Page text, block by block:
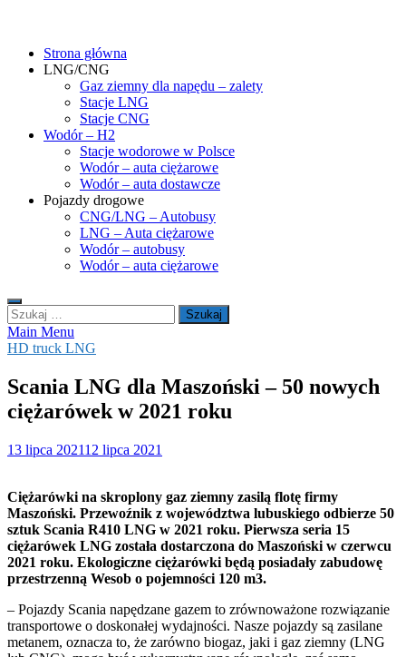
content
(wodór). Opisy pojazdów, tankowanie gazu ziemnego i wodoru,
rynek paliw gazowych, analizy.
Strona główna
LNG/CNG
Gaz ziemny dla napędu – zalety
Stacje LNG
Stacje CNG
Wodór – H2
Stacje wodorowe w Polsce
Wodór – auta ciężarowe
Wodór – auta dostawcze
Pojazdy drogowe
CNG/LNG – Autobusy
LNG – Auta ciężarowe
Wodór – autobusy
Wodór – auta ciężarowe
Szukaj:
Main Menu
HD truck LNG
Scania LNG dla Maszoński – 50 nowych
ciężarówek w 2021 roku
13 lipca 202112 lipca 2021
Ciężarówki na skroplony gaz ziemny zasilą flotę firmy
Maszoński. Przewoźnik z województwa lubuskiego odbierze 50
sztuk Scania R410 LNG w 2021 roku. Pierwsza seria 15
ciężarówek LNG została dostarczona do Maszoński w czerwcu
2021 roku. Ekologiczne ciężarówki będą posiadały zabudowę
przestrzenną Wesob o pojemności 120 m3.
– Pojazdy Scania napędzane gazem to zrównoważone rozwiązanie
transportowe o doskonałej wydajności. Nasze pojazdy są zasilane
metanem, oznacza to, że zarówno biogaz, jaki i gaz ziemny (LNG